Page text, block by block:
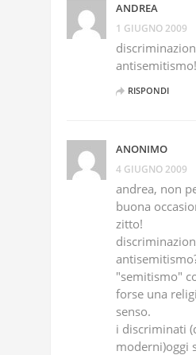
ANDREA
1 GIUGNO 2009
antisemitismo!
RISPONDI
ANONIMO
4 GIUGNO 2009
andrea, non
buona
zitto!
"semitismo"
forse una
senso.
i discriminati
moderni)oggi